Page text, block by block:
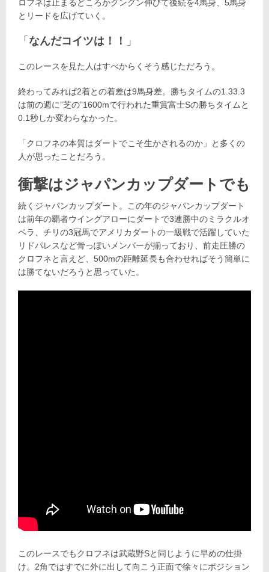
ロフネは止まるどころかグングン伸びて後続を4馬身、5馬身
とリードを広げていく。
「 なんだコイツは！！ 」
このレースを見た人はすべからくそう感じただろう。
終わってみれば2着との着差は9馬身差。勝ちタイムの1.33.3
は前の週に”芝の”1600mで行われた重賞富士Sの勝ちタイムと
0.1秒しか変わらなかった。
「クロフネの本質はダートでこそ生かされるのか」と多くの
人が思ったことだろう。
衝撃はジャパンカップダートでも
続くジャパンカップダート。この年のジャパンカップダート
は前年の覇者ウイングアローにダートで3連勝中のミラクルオ
ペラ、チリの3冠馬でアメリカダートの一級戦で活躍していた
リドパレスなど骨っぽいメンバーが揃っており、前走圧勝の
クロフネと言えど、500mの距離延長も合わせればそう簡単に
は勝てないだろうと思っていた。
このレースでもクロフネは武蔵野Sと同じように早めの仕掛
け。2角ではすでに外に出して向こう正面で徐々にポジション